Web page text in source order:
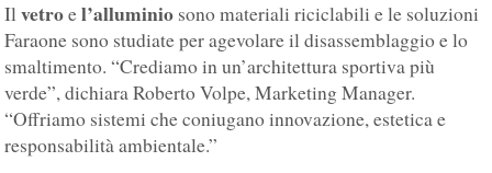
Ilvetroel’alluminio sono materiali riciclabili e le soluzioni
Faraone sono studiate per agevolare il disassemblaggio e lo
smaltimento. “Crediamo in un’architettura sportiva più
verde”, dichiara Roberto Volpe, Marketing Manager.
“Offriamo sistemi che coniugano innovazione, estetica e
responsabilità ambientale.”